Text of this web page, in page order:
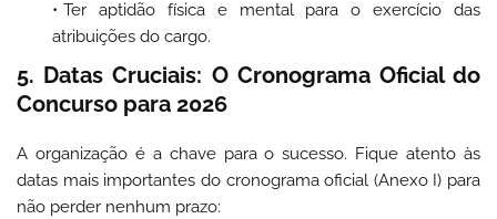
Ter aptidão física e mental para o exercício das
atribuições do cargo.
5. Datas Cruciais: O Cronograma Oficial do
Concurso para 2026
A organização é a chave para o sucesso. Fique atento às
datas mais importantes do cronograma oficial (Anexo I) para
não perder nenhum prazo: